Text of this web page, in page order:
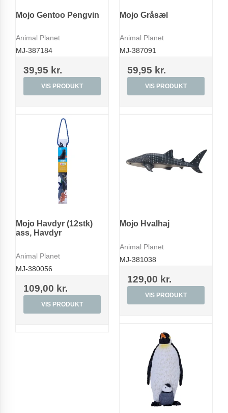
Mojo Gentoo Pengvin
Animal Planet
MJ-387184
39,95 kr.
VIS PRODUKT
Mojo Gråsæl
Animal Planet
MJ-387091
59,95 kr.
VIS PRODUKT
Mojo Havdyr (12stk)
ass, Havdyr
Animal Planet
MJ-380056
109,00 kr.
VIS PRODUKT
Mojo Hvalhaj
Animal Planet
MJ-381038
129,00 kr.
VIS PRODUKT